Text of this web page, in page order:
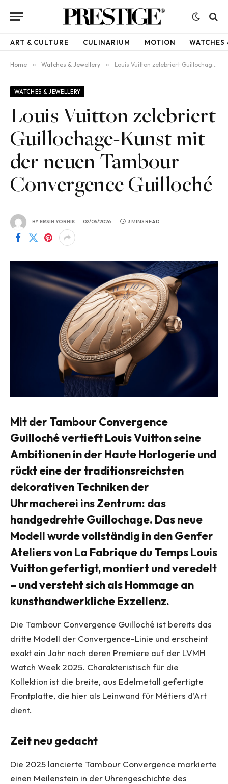
ART & CULTURE CULINARIUM MOTION WATCHES
Home » Watches & Jewellery » Louis Vuitton zelebriert Guillochage-Kunst mit der neuen Tambour Convergence Guilloché
WATCHES & JEWELLERY
Louis Vuitton zelebriert
Guillochage-Kunst mit
der neuen Tambour
Convergence Guilloché
BYERSIN YORNIK 02/05/2026 3 MINS READ
Mit derTambour Convergence
GuillochévertieftLouis Vuittonseine
Ambitionen in der Haute Horlogerie und
rückt eine der traditionsreichsten
dekorativen Techniken der
Uhrmacherei ins Zentrum: das
handgedrehte Guillochage. Das neue
Modell wurde vollständig in den Genfer
Ateliers vonLa Fabrique du Temps Louis
Vuittongefertigt, montiert und veredelt
– und versteht sich als Hommage an
kunsthandwerkliche Exzellenz.
Die Tambour Convergence Guilloché ist bereits das
dritte Modell der Convergence-Linie und erscheint
exakt ein Jahr nach deren Premiere auf der LVMH
Watch Week 2025. Charakteristisch für die
Kollektion ist die breite, aus Edelmetall gefertigte
Frontplatte, die hier als Leinwand für Métiers d’Art
dient.
Zeit neu gedacht
Die 2025 lancierte Tambour Convergence markierte
einen Meilenstein in der Uhrengeschichte des